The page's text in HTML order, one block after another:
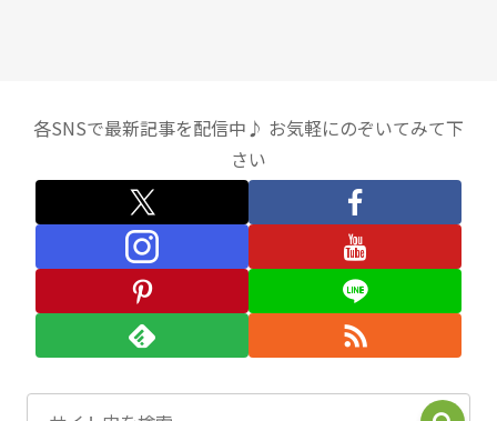
各SNSで最新記事を配信中♪ お気軽にのぞいてみて下
さい